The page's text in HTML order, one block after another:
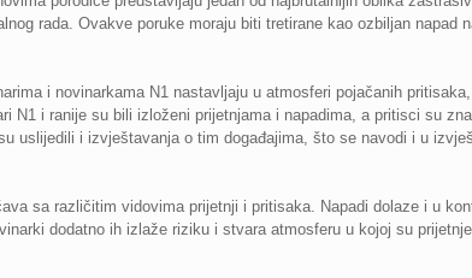
rada. Ovakve poruke moraju biti tretirane kao ozbiljan napad
i novinarkama N1 nastavljaju u atmosferi pojačanih
N1 i ranije su bili izloženi prijetnjama i napadima, a pritisci su
uslijedili i izvještavanja o tim događajima, što se navodi i u
sa različitim vidovima prijetnji i pritisaka. Napadi dolaze i u
dodatno ih izlaže riziku i stvara atmosferu u kojoj su